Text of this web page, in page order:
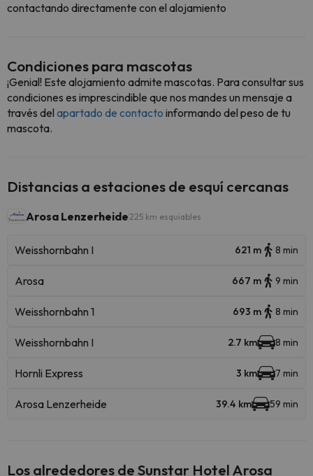
contactando directamente con el alojamiento
Condiciones para mascotas
¡Genial! Este alojamiento admite mascotas. Para consultar sus
condiciones es imprescindible que nos mandes un mensaje a
través del apartado de contacto informando del peso de tu
mascota.
Distancias a estaciones de esquí cercanas
Arosa Lenzerheide 225 km esquiables
Weisshornbahn I 621 m 8 min
Arosa 667 m 9 min
Weisshornbahn 1 693 m 8 min
Weisshornbahn I 2.7 km 8 min
Hornli Express 3 km 7 min
Arosa Lenzerheide 39.4 km 59 min
Los alrededores de Sunstar Hotel Arosa